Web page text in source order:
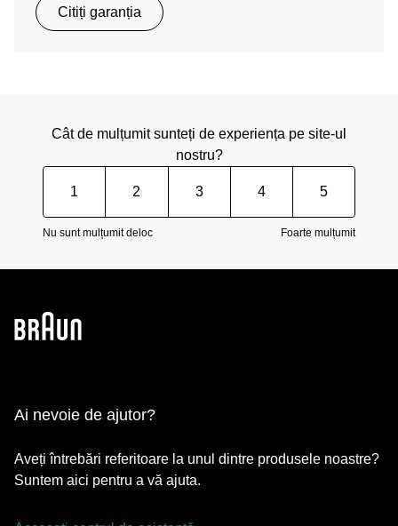
Citiți garanția
Cât de mulțumit sunteți de experiența pe site-ul
nostru?
1 2 3 4 5
Nu sunt mulțumit deloc Foarte mulțumit
Ai nevoie de ajutor?
Aveți întrebări referitoare la unul dintre produsele noastre?
Suntem aici pentru a vă ajuta.